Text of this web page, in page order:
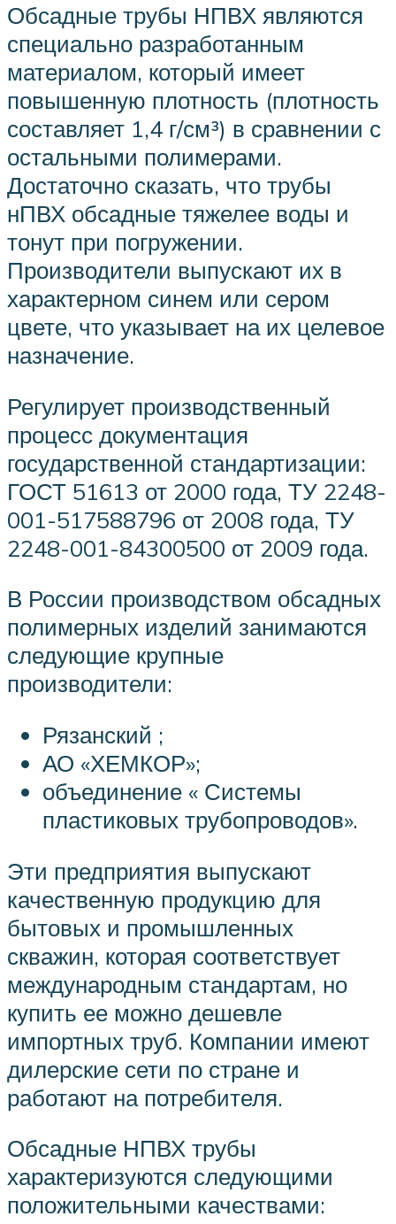
Обсадные трубы НПВХ являются
специально разработанным
материалом, который имеет
повышенную плотность (плотность
составляет 1,4 г/см³) в сравнении с
остальными полимерами.
Достаточно сказать, что трубы
нПВХ обсадные тяжелее воды и
тонут при погружении.
Производители выпускают их в
характерном синем или сером
цвете, что указывает на их целевое
назначение.
Регулирует производственный
процесс документация
государственной стандартизации:
ГОСТ 51613 от 2000 года, ТУ 2248-
001-517588796 от 2008 года, ТУ
2248-001-84300500 от 2009 года.
В России производством обсадных
полимерных изделий занимаются
следующие крупные
производители:
Рязанский ;
АО «ХЕМКОР»;
объединение « Системы
пластиковых трубопроводов».
Эти предприятия выпускают
качественную продукцию для
бытовых и промышленных
скважин, которая соответствует
международным стандартам, но
купить ее можно дешевле
импортных труб. Компании имеют
дилерские сети по стране и
работают на потребителя.
Обсадные НПВХ трубы
характеризуются следующими
положительными качествами: